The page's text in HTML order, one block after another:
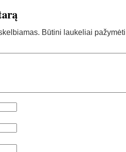
Būtini laukeliai